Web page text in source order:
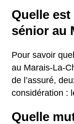
Quelle
sénior au
Pour savoir
au Marais-La-
de l’assuré,
considération :
Quelle